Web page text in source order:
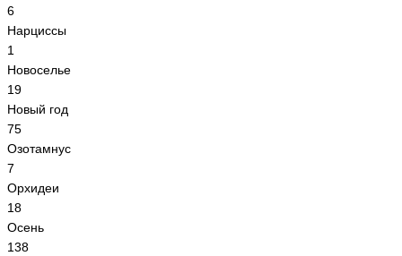
6
Нарциссы
1
Новоселье
19
Новый год
75
Озотамнус
7
Орхидеи
18
Осень
138